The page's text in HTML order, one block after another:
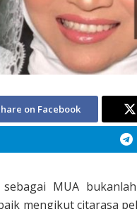
on Facebook
MUA
mengikut citarasa